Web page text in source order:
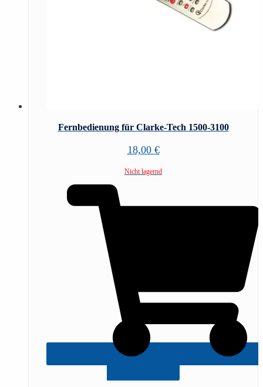
Fernbedienung für Clarke-Tech 1500-3100
18,00 €
Nicht lagernd